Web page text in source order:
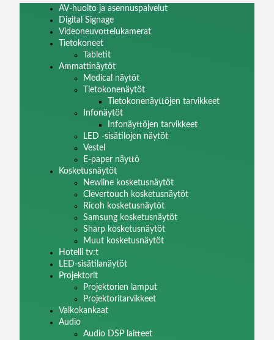
AV-huolto ja asennuspalvelut
Digital Signage
Videoneuvottelukamerat
Tietokoneet
Tabletit
Ammattinäytöt
Medical näytöt
Tietokonenäytöt
Tietokonenäyttöjen tarvikkeet
Infonäytöt
Infonäyttöjen tarvikkeet
LED -sisätilojen näytöt
Vestel
E-paper näyttö
Kosketusnäytöt
Newline kosketusnäytöt
Clevertouch kosketusnäytöt
Ricoh kosketusnäytöt
Samsung kosketusnäytöt
Sharp kosketusnäytöt
Muut kosketusnäytöt
Hotelli tv:t
LED-sisätilanäytöt
Projektorit
Projektorien lamput
Projektoritarvikkeet
Valkokankaat
Audio
Audio DSP laitteet